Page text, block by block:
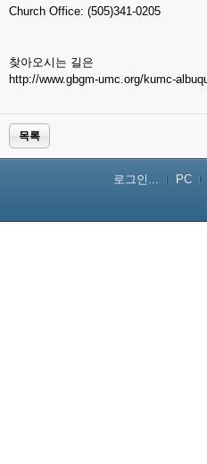
Church Office: (505)341-0205
찾아오시는 길은
http://www.gbgm-umc.org/kumc-
목록
로그인... PC